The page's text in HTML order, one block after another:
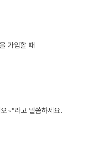
가입할 때
~"라고 말씀하세요.